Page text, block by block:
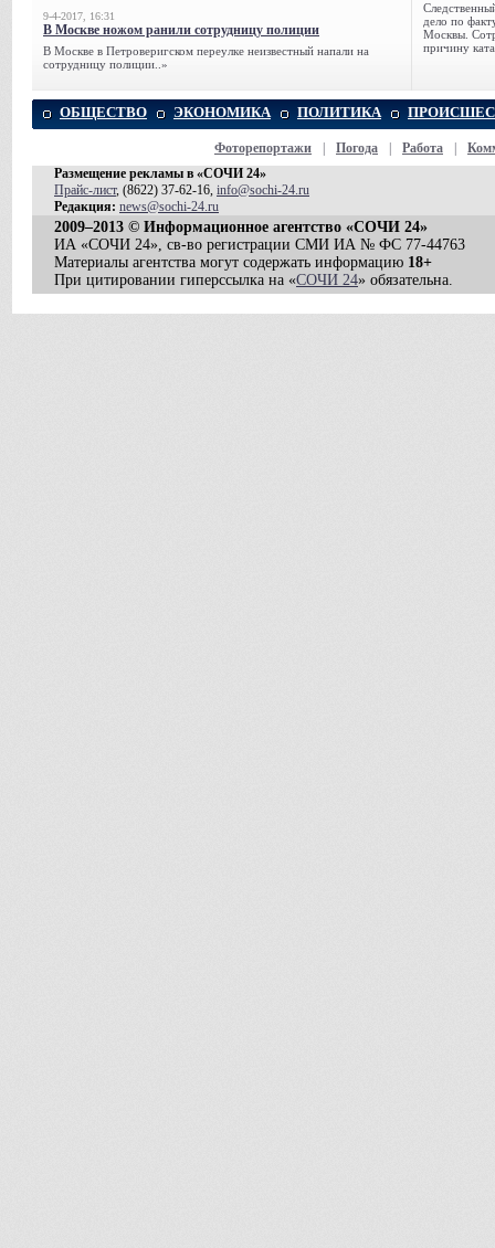
9-4-2017, 16:31
В Москве ножом ранили сотрудницу полиции
В Москве в Петроверигском переулке неизвестный напали на
сотрудницу полиции..»
дело по
Москвы.
причину
ОБЩЕСТВО ЭКОНОМИКА ПОЛИТИКА
Фоторепортажи Погода Работа
Размещение рекламы в «СОЧИ 24»
Прайс-лист, (8622) 37-62-16, info@sochi-24.ru
Редакция: news@sochi-24.ru
2009–2013 © Информационное агентство «СОЧИ 24»
ИА «СОЧИ 24», св-во регистрации СМИ ИА № ФС 77-44763
Материалы агентства могут содержать информацию 18+
При цитировании гиперссылка на «СОЧИ 24» обязательна.